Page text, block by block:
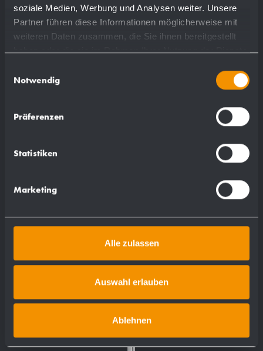
soziale Medien, Werbung und Analysen weiter. Unsere
Partner führen diese Informationen möglicherweise mit
weiteren Daten zusammen, die Sie ihnen bereitgestellt
haben oder die sie im Rahmen Ihrer Nutzung der Dienste
Notwendig
Präferenzen
Statistiken
Marketing
Alle zulassen
Auswahl erlauben
Ablehnen
più dettagli